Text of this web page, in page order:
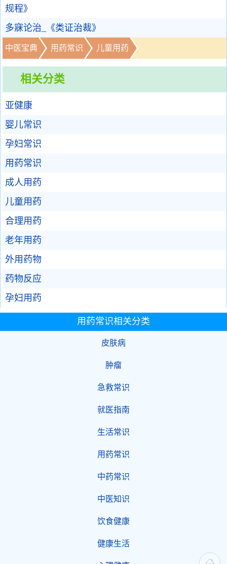
规程》
多寐论治_《类证治裁》
中医宝典 用药常识 儿童用药
相关分类
亚健康
婴儿常识
孕妇常识
用药常识
成人用药
儿童用药
合理用药
老年用药
外用药物
药物反应
孕妇用药
用药常识相关分类
皮肤病
肿瘤
急救常识
就医指南
生活常识
用药常识
中药常识
中医知识
饮食健康
健康生活